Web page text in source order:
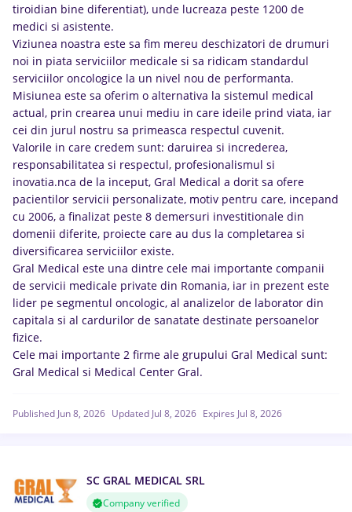
tiroidian bine diferentiat), unde lucreaza peste 1200 de
medici si asistente.
Viziunea noastra este sa fim mereu deschizatori de drumuri
noi in piata serviciilor medicale si sa ridicam standardul
serviciilor oncologice la un nivel nou de performanta.
Misiunea este sa oferim o alternativa la sistemul medical
actual, prin crearea unui mediu in care ideile prind viata, iar
cei din jurul nostru sa primeasca respectul cuvenit.
Valorile in care credem sunt: daruirea si increderea,
responsabilitatea si respectul, profesionalismul si
inovatia.nca de la inceput, Gral Medical a dorit sa ofere
pacientilor servicii personalizate, motiv pentru care, incepand
cu 2006, a finalizat peste 8 demersuri investitionale din
domenii diferite, proiecte care au dus la completarea si
diversificarea serviciilor existe.
Gral Medical este una dintre cele mai importante companii
de servicii medicale private din Romania, iar in prezent este
lider pe segmentul oncologic, al analizelor de laborator din
capitala si al cardurilor de sanatate destinate persoanelor
fizice.
Cele mai importante 2 firme ale grupului Gral Medical sunt:
Gral Medical si Medical Center Gral.
Published Jun 8, 2026 Updated Jul 8, 2026 Expires Jul 8, 2026
SC GRAL MEDICAL SRL
Company verified